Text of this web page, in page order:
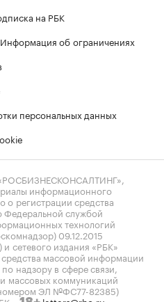
на РБК
Информация об ограничениях
персональных данных
информационного
о регистрации средства
службой
технологий
09.12.2015
сетевого издания «РБК»
массовой информации
надзору в сфере связи,
массовых коммуникаций
номером ЭЛ №ФС77-82385)